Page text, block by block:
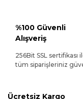
%100 Güvenli
Alışveriş
256Bit SSL sertifikası
tüm siparişleriniz
Ücretsiz Kargo